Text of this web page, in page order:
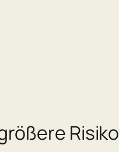
Risiko